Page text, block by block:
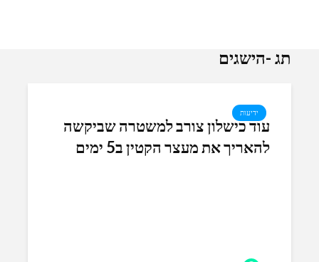
תג -הישגים
ידיעות
עוד כישלון צורב למשטרה שביקשה
להאריך את מעצר הקטין ב5 ימים